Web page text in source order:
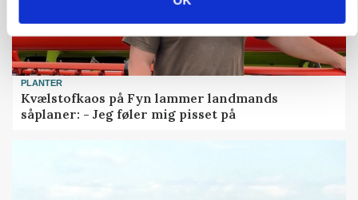
PLANTER
Kvælstofkaos på Fyn lammer landmands
såplaner: - Jeg føler mig pisset på